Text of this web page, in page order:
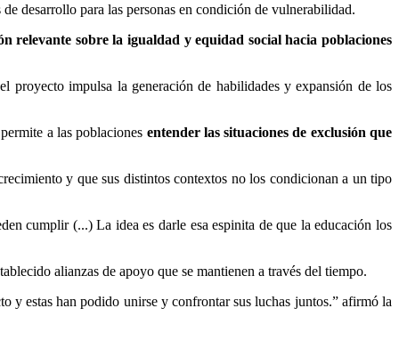
desarrollo para las personas en condición de vulnerabilidad.
relevante sobre la igualdad y equidad social hacia poblaciones
proyecto impulsa la generación de habilidades y expansión de los
a las poblaciones entender las situaciones de exclusión que
y que sus distintos contextos no los condicionan a un tipo
cumplir (...) La idea es darle esa espinita de que la educación los
alianzas de apoyo que se mantienen a través del tiempo.
y estas han podido unirse y confrontar sus luchas juntos.” afirmó la